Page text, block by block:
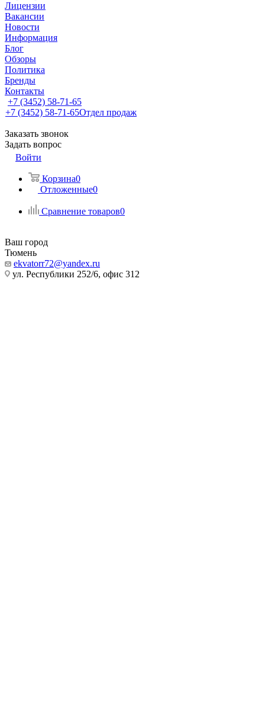
Лицензии
Вакансии
Новости
Информация
Блог
Обзоры
Политика
Бренды
Контакты
+7 (3452) 58-71-65
+7 (3452) 58-71-65Отдел продаж
Заказать звонок
Задать вопрос
Войти
Корзина0
Отложенные0
Сравнение товаров0
Ваш город
Тюмень
ekvatorr72@yandex.ru
ул. Республики 252/6, офис 312